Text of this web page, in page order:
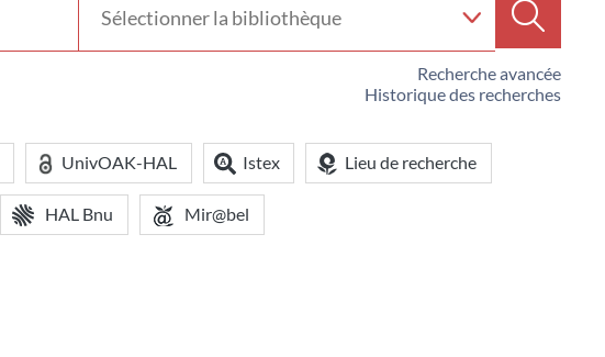
Recherche avancée
Historique des recherches
votre
UnivOAK-HAL Istex Lieu de recherche
HAL Bnu Mir@bel